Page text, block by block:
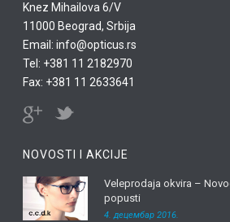
Knez Mihailova 6/V
11000 Beograd, Srbija
Email: info@opticus.rs
Tel: +381 11 2182970
Fax: +381 11 2633641
NOVOSTI I AKCIJE
Veleprodaja okvira –
popusti
4. децембар 2016.